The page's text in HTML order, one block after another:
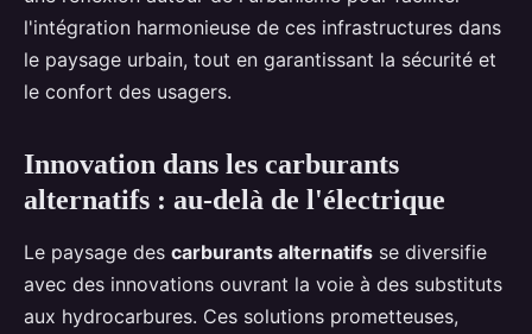
l'intégration harmonieuse de ces infrastructures dans
le paysage urbain, tout en garantissant la sécurité et
le confort des usagers.
Innovation dans les carburants
alternatifs : au-delà de l'électrique
Le paysage des carburants alternatifs se diversifie
avec des innovations ouvrant la voie à des substituts
aux hydrocarbures. Ces solutions prometteuses,